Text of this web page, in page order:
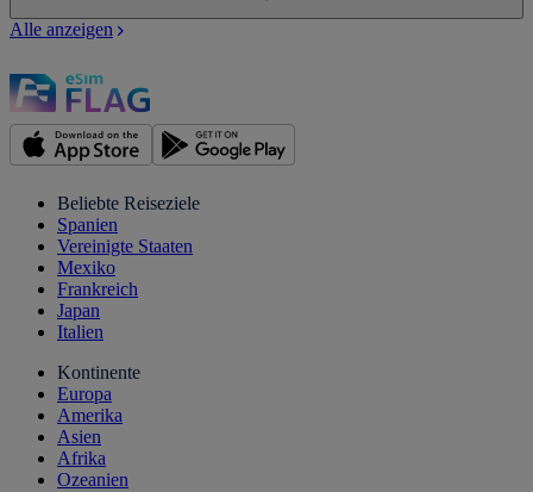
Alle anzeigen
Beliebte Reiseziele
Spanien
Vereinigte Staaten
Mexiko
Frankreich
Japan
Italien
Kontinente
Europa
Amerika
Asien
Afrika
Ozeanien